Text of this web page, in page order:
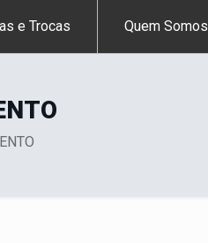
e Trocas Quem Somos